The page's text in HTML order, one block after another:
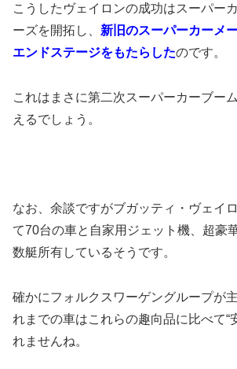
こうしたヴェイロンの成功はスーパー
ーズを開拓し、 新旧のスーパーカーメ
エンドステージをもたらしたのです。
これはまさに第二次スーパーカーブー
えるでしょう。
なお、余談ですがブガッティ・ヴェイ
て70台の車と自家用ジェット機、超豪
数艇所有しているそうです。
確かにフォルクスワーゲングループが
れまでの車はこれらの趣向品に比べて“
れませんね。